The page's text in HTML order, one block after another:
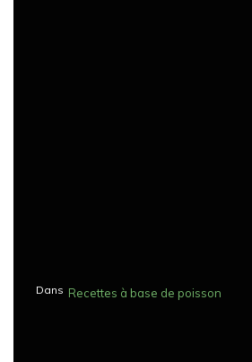
Dans Recettes à base de poisson